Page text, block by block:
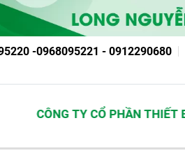
-0968095221 - 0912290680
CÔNG TY CỔ PHẦN THIẾT BỊ